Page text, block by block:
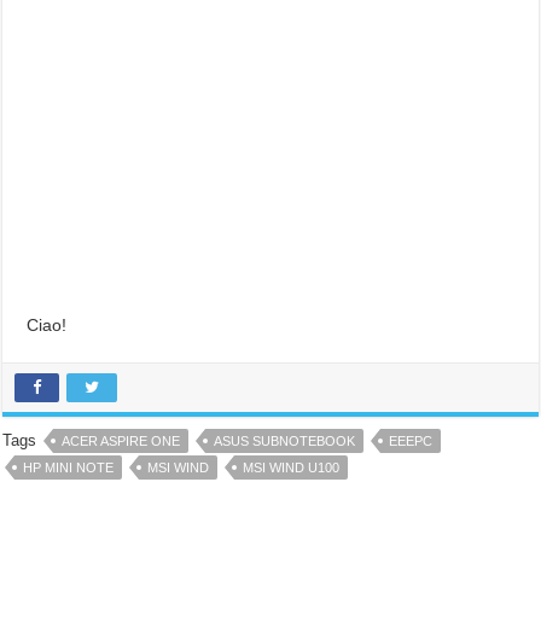
Ciao!
Tags ACER ASPIRE ONE ASUS SUBNOTEBOOK
EEEPC
HP MINI NOTE
MSI WIND MSI WIND U100